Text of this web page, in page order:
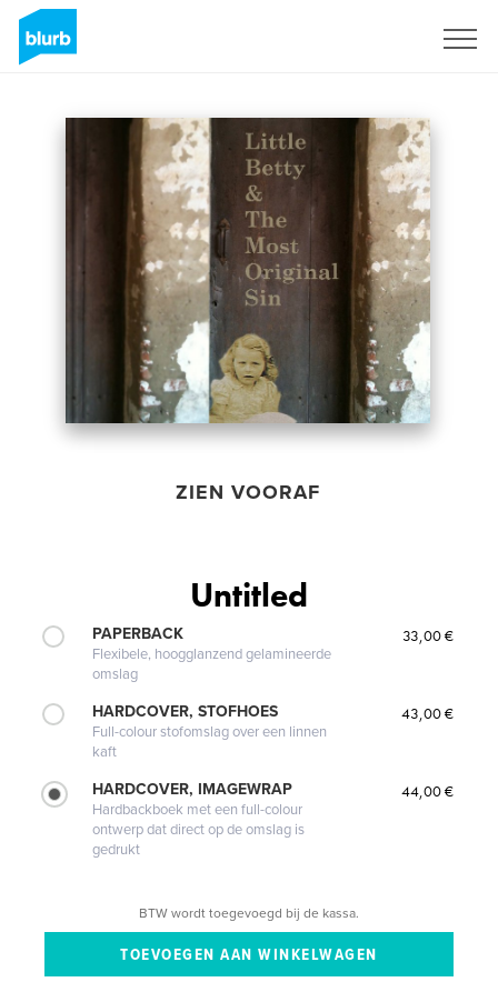
ZIEN VOORAF
Untitled
PAPERBACK
Flexibele, hoogglanzend gelamineerde
omslag
33,00 €
HARDCOVER, STOFHOES
Full-colour stofomslag over een linnen
kaft
43,00 €
HARDCOVER, IMAGEWRAP
Hardbackboek met een full-colour
ontwerp dat direct op de omslag is
gedrukt
44,00 €
BTW wordt toegevoegd bij de kassa.